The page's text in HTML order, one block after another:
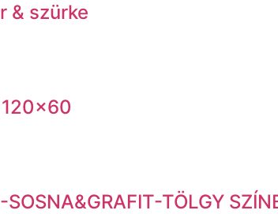
& szürke
TÖLGY